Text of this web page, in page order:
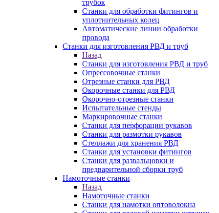
трубок
Станки для обработки фитингов и
уплотнительных колец
Автоматические линии обработки
провода
Станки для изготовления РВД и труб
Назад
Станки для изготовления РВД и труб
Опрессовочные станки
Отрезные станки для РВД
Окорочные станки для РВД
Окорочно-отрезные станки
Испытательные стенды
Маркировочные станки
Станки для перфорации рукавов
Станки для размотки рукавов
Стеллажи для хранения РВД
Станки для установки фитингов
Станки для развальцовки и
предварительной сборки труб
Намоточные станки
Назад
Намоточные станки
Станки для намотки оптоволокна